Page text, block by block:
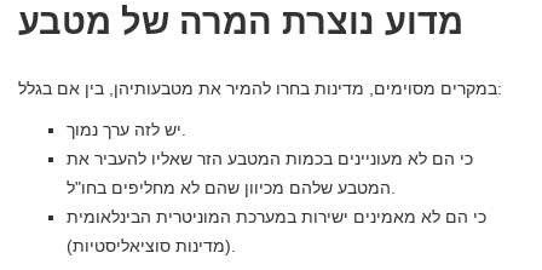
מדוע נוצרת המרה של מטבע
במקרים מסוימים, מדינות בחרו להמיר את מטבעותיהן, בין אם בגלל:
כי הם לא מעוניינים בכמות המטבע הזר שאליו להעביר את
כי הם לא מאמינים ישירות במערכת המוניטרית הבינלאומית